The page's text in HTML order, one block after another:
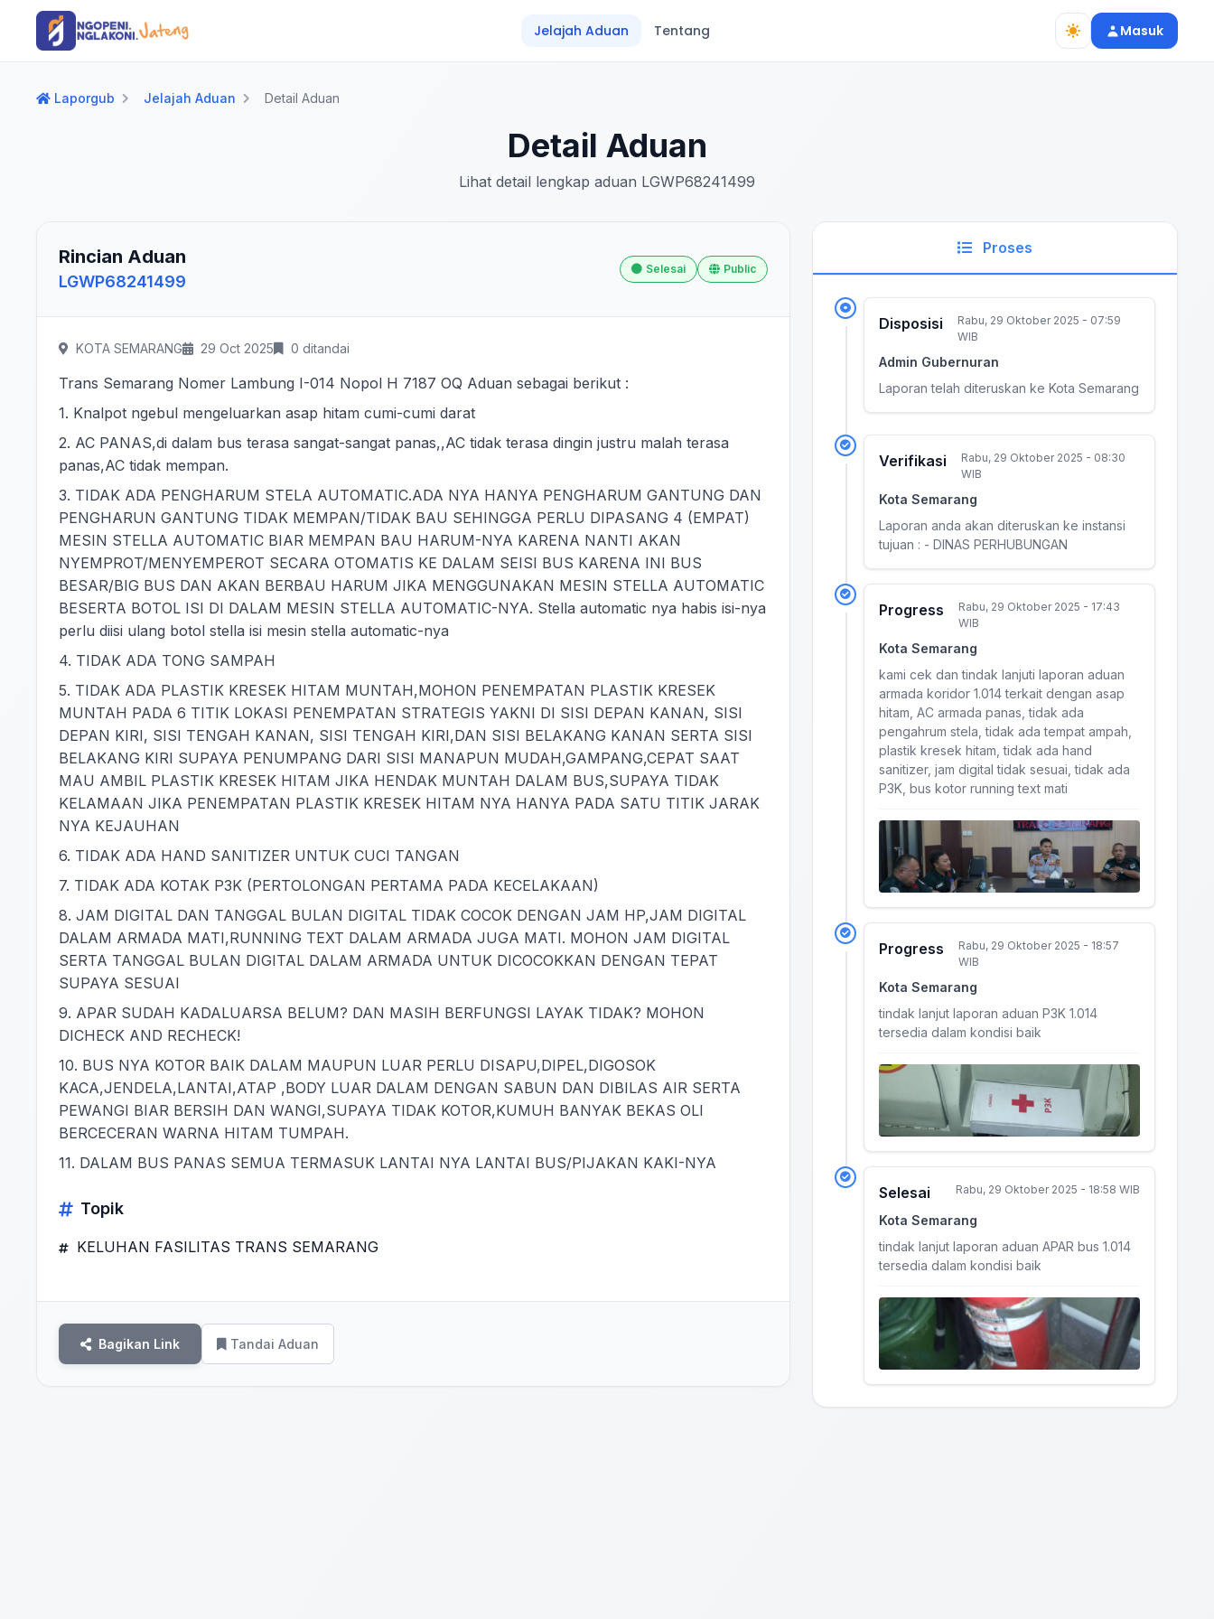
Langsung ke konten utama
Langsung ke navigasi
Jelajah Aduan
Tentang Masuk
Laporgub Jelajah Aduan Detail Aduan
Detail Aduan
Lihat detail lengkap aduan LGWP68241499
Rincian Aduan
LGWP68241499
Selesai Public
KOTA SEMARANG 29 Oct 2025 0 ditandai
Trans Semarang Nomer Lambung I-014 Nopol H 7187 OQ Aduan sebagai berikut :
1. Knalpot ngebul mengeluarkan asap hitam cumi-cumi darat
2. AC PANAS,di dalam bus terasa sangat-sangat panas,,AC tidak terasa dingin justru malah terasa
panas,AC tidak mempan.
3. TIDAK ADA PENGHARUM STELA AUTOMATIC.ADA NYA HANYA PENGHARUM GANTUNG DAN
PENGHARUN GANTUNG TIDAK MEMPAN/TIDAK BAU SEHINGGA PERLU DIPASANG 4 (EMPAT)
MESIN STELLA AUTOMATIC BIAR MEMPAN BAU HARUM-NYA KARENA NANTI AKAN
NYEMPROT/MENYEMPEROT SECARA OTOMATIS KE DALAM SEISI BUS KARENA INI BUS
BESAR/BIG BUS DAN AKAN BERBAU HARUM JIKA MENGGUNAKAN MESIN STELLA AUTOMATIC
BESERTA BOTOL ISI DI DALAM MESIN STELLA AUTOMATIC-NYA. Stella automatic nya habis isi-nya
perlu diisi ulang botol stella isi mesin stella automatic-nya
4. TIDAK ADA TONG SAMPAH
5. TIDAK ADA PLASTIK KRESEK HITAM MUNTAH,MOHON PENEMPATAN PLASTIK KRESEK
MUNTAH PADA 6 TITIK LOKASI PENEMPATAN STRATEGIS YAKNI DI SISI DEPAN KANAN, SISI
DEPAN KIRI, SISI TENGAH KANAN, SISI TENGAH KIRI,DAN SISI BELAKANG KANAN SERTA SISI
BELAKANG KIRI SUPAYA PENUMPANG DARI SISI MANAPUN MUDAH,GAMPANG,CEPAT SAAT
MAU AMBIL PLASTIK KRESEK HITAM JIKA HENDAK MUNTAH DALAM BUS,SUPAYA TIDAK
KELAMAAN JIKA PENEMPATAN PLASTIK KRESEK HITAM NYA HANYA PADA SATU TITIK JARAK
NYA KEJAUHAN
6. TIDAK ADA HAND SANITIZER UNTUK CUCI TANGAN
7. TIDAK ADA KOTAK P3K (PERTOLONGAN PERTAMA PADA KECELAKAAN)
8. JAM DIGITAL DAN TANGGAL BULAN DIGITAL TIDAK COCOK DENGAN JAM HP,JAM DIGITAL
DALAM ARMADA MATI,RUNNING TEXT DALAM ARMADA JUGA MATI. MOHON JAM DIGITAL
SERTA TANGGAL BULAN DIGITAL DALAM ARMADA UNTUK DICOCOKKAN DENGAN TEPAT
SUPAYA SESUAI
9. APAR SUDAH KADALUARSA BELUM? DAN MASIH BERFUNGSI LAYAK TIDAK? MOHON
DICHECK AND RECHECK!
10. BUS NYA KOTOR BAIK DALAM MAUPUN LUAR PERLU DISAPU,DIPEL,DIGOSOK
KACA,JENDELA,LANTAI,ATAP ,BODY LUAR DALAM DENGAN SABUN DAN DIBILAS AIR SERTA
PEWANGI BIAR BERSIH DAN WANGI,SUPAYA TIDAK KOTOR,KUMUH BANYAK BEKAS OLI
BERCECERAN WARNA HITAM TUMPAH.
11. DALAM BUS PANAS SEMUA TERMASUK LANTAI NYA LANTAI BUS/PIJAKAN KAKI-NYA
Topik
KELUHAN FASILITAS TRANS SEMARANG
Bagikan Link Tandai Aduan
Proses
Disposisi
Rabu, 29 Oktober 2025 - 07:59
WIB
Admin Gubernuran
Laporan telah diteruskan ke Kota Semarang
Verifikasi
Rabu, 29 Oktober 2025 - 08:30
WIB
Kota Semarang
Laporan anda akan diteruskan ke instansi
tujuan : - DINAS PERHUBUNGAN
Progress
Rabu, 29 Oktober 2025 - 17:43
WIB
Kota Semarang
kami cek dan tindak lanjuti laporan aduan
armada koridor 1.014 terkait dengan asap
hitam, AC armada panas, tidak ada
pengahrum stela, tidak ada tempat ampah,
plastik kresek hitam, tidak ada hand
sanitizer, jam digital tidak sesuai, tidak ada
P3K, bus kotor running text mati
Progress
Rabu, 29 Oktober 2025 - 18:57
WIB
Kota Semarang
tindak lanjut laporan aduan P3K 1.014
tersedia dalam kondisi baik
Selesai Rabu, 29 Oktober 2025 - 18:58 WIB
Kota Semarang
tindak lanjut laporan aduan APAR bus 1.014
tersedia dalam kondisi baik